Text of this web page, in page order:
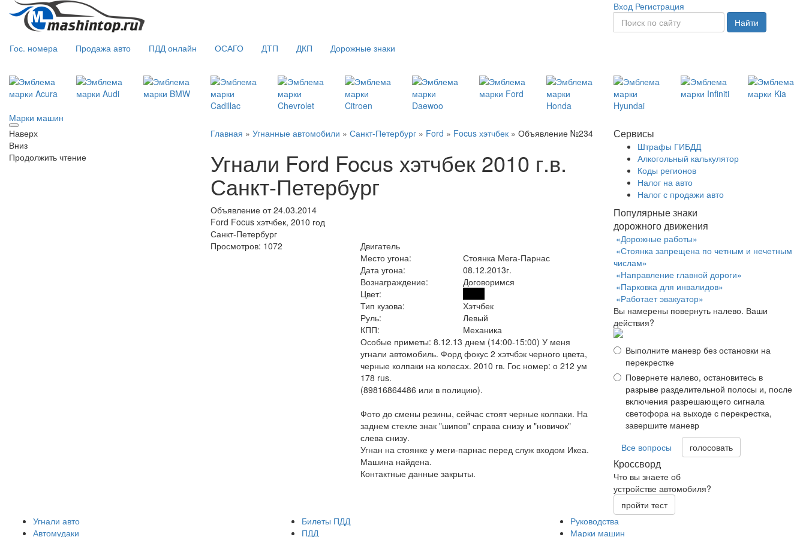
Вход Регистрация
Найти
Гос. номера Продажа авто ПДД онлайн ОСАГО ДТП ДКП Дорожные знаки
Марки машин
Главная » Угнанные автомобили » Санкт-Петербург » Ford » Focus хэтчбек » Объявление №234
Угнали Ford Focus хэтчбек 2010 г.в.
Санкт-Петербург
Объявление от 24.03.2014
Ford Focus хэтчбек, 2010 год
Санкт-Петербург
Просмотров: 1072
Двигатель
Место угона:
Стоянка Мега-Парнас
Дата угона:
08.12.2013г.
Вознаграждение:
Договоримся
Цвет:
Тип кузова:
Хэтчбек
Руль:
Левый
КПП:
Механика
Особые приметы: 8.12.13 днем (14:00-15:00) У меня
угнали автомобиль. Форд фокус 2 хэтчбэк черного цвета,
черные колпаки на колесах. 2010 гв. Гос номер: о 212 ум
178 rus.
(89816864486 или в полицию).
Фото до смены резины, сейчас стоят черные колпаки. На
заднем стекле знак "шипов" справа снизу и "новичок"
слева снизу.
Угнан на стоянке у меги-парнас перед служ входом Икеа.
Машина найдена.
Контактные данные закрыты.
Наверх
Вниз
Продолжить чтение
Сервисы
Штрафы ГИБДД
Алкогольный калькулятор
Коды регионов
Налог на авто
Налог с продажи авто
Популярные знаки
дорожного движения
«Дорожные работы»
«Стоянка запрещена по четным и нечетным
числам»
«Направление главной дороги»
«Парковка для инвалидов»
«Работает эвакуатор»
Вы намерены повернуть налево. Ваши
действия?
Выполните маневр без остановки на
перекрестке
Повернете налево, остановитесь в
разрыве разделительной полосы и, после
включения разрешающего сигнала
светофора на выходе с перекрестка,
завершите маневр
Все вопросы
Кроссворд
Что вы знаете об
устройстве автомобиля?
пройти тест
Угнали авто
Автомудаки
Билеты ПДД
ПДД
Руководства
Марки машин